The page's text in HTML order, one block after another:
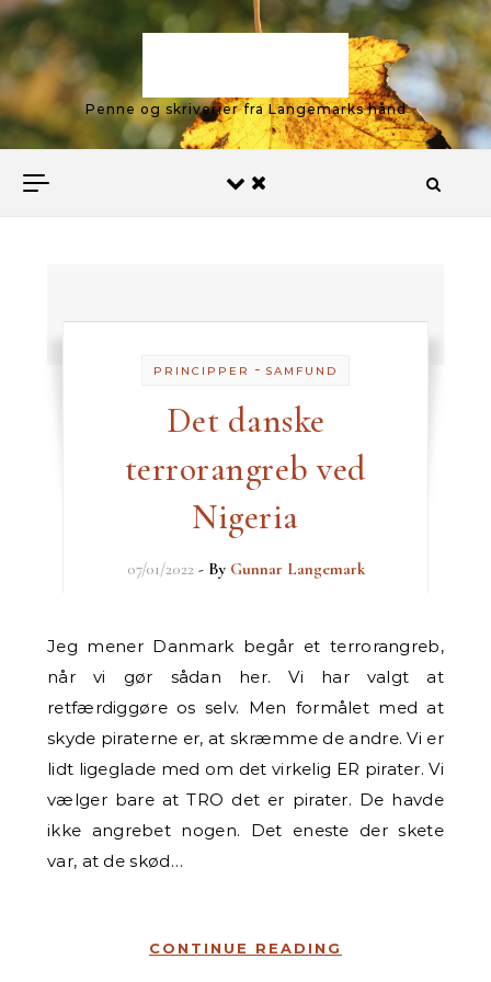
Skip to content
Penne og skriverier fra Langemarks hånd
PRINCIPPER - SAMFUND
Det danske
terrorangreb ved
Nigeria
07/01/2022 - By Gunnar Langemark
Jeg mener Danmark begår et terrorangreb,
når vi gør sådan her. Vi har valgt at
retfærdiggøre os selv. Men formålet med at
skyde piraterne er, at skræmme de andre. Vi er
lidt ligeglade med om det virkelig ER pirater. Vi
vælger bare at TRO det er pirater. De havde
ikke angrebet nogen. Det eneste der skete
var, at de skød…
CONTINUE READING